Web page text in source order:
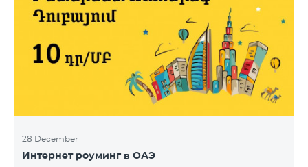
28 December
Интернет роуминг в ОАЭ